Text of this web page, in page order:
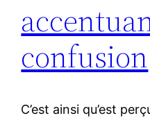
confusion
C’est ainsi qu’est